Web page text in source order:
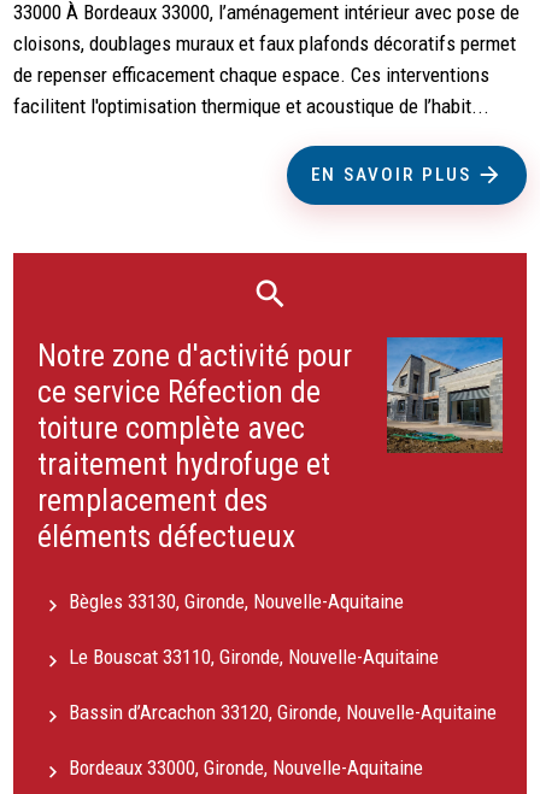
33000 À Bordeaux 33000, l’aménagement intérieur avec pose de
cloisons, doublages muraux et faux plafonds décoratifs permet
de repenser efficacement chaque espace. Ces interventions
facilitent l'optimisation thermique et acoustique de l’habit...
EN SAVOIR PLUS
Notre zone d'activité pour
ce service Réfection de
toiture complète avec
traitement hydrofuge et
remplacement des
éléments défectueux
Bègles 33130, Gironde, Nouvelle-Aquitaine
Le Bouscat 33110, Gironde, Nouvelle-Aquitaine
Bassin d’Arcachon 33120, Gironde, Nouvelle-Aquitaine
Bordeaux 33000, Gironde, Nouvelle-Aquitaine